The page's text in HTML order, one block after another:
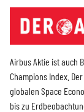
Airbus Aktie ist auch
Champions Index.
globalen Space
bis zu